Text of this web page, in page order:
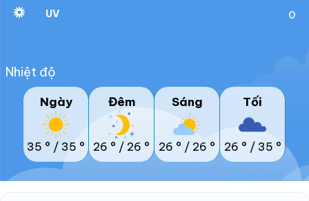
UV
0
Nhiệt độ
Ngày
35 ° / 35 °
Đêm
26 ° / 26 °
Sáng
26 ° / 26 °
Tối
26 ° / 35 °